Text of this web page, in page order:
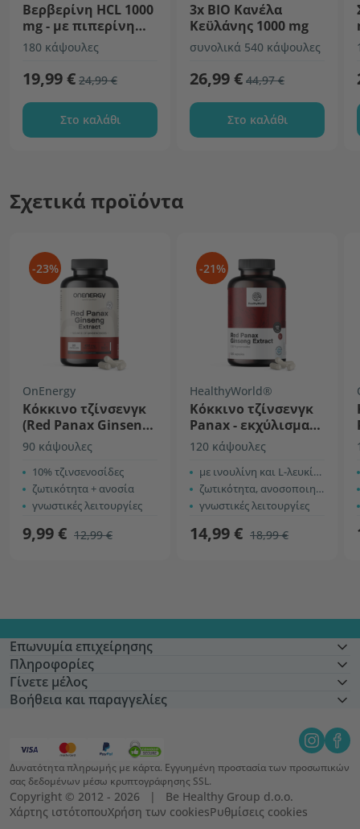
Βερβερίνη HCL 1000
mg - με πιπερίνη
και χρώμιο
180 κάψουλες
19,99 € 24,99 €
Στο καλάθι
3x BIO Κανέλα
Κεϋλάνης 1000 mg
συνολικά 540 κάψουλες
26,99 € 44,97 €
Στο καλάθι
Σχετικά προϊόντα
-23%
OnEnergy
Κόκκινο τζίνσενγκ
(Red Panax Ginseng)
– εκχύλισμα
90 κάψουλες
10% τζινσενοσίδες
ζωτικότητα + ανοσία
γνωστικές λειτουργίες
9,99 € 12,99 €
-21%
HealthyWorld®
Κόκκινο τζίνσενγκ
Panax - εκχύλισμα
κόκκινου τζίνσενγκ
600 mg
120 κάψουλες
με ινουλίνη και L-λευκίνη
ζωτικότητα, ανοσοποιητικό σύστημα
γνωστικές λειτουργίες
14,99 € 18,99 €
Επωνυμία επιχείρησης
Πληροφορίες
Γίνετε μέλος
Βοήθεια και παραγγελίες
Δυνατότητα πληρωμής με κάρτα. Εγγυημένη προστασία των προσωπικών
σας δεδομένων μέσω κρυπτογράφησης SSL.
Copyright © 2012 - 2026   |   Be Healthy Group d.o.o.
Χάρτης ιστότοπουΧρήση των cookiesΡυθμίσεις cookies